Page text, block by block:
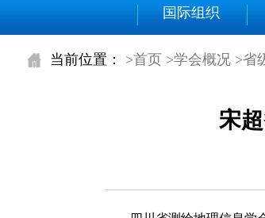
国际组织
当前位置： >首页 >学会概况 >省
宋